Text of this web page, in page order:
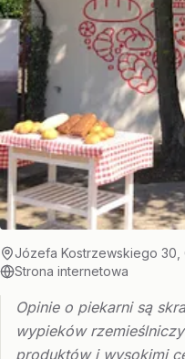
Józefa Kostrzewskiego 30,
Strona internetowa
Opinie o piekarni są
wypieków
produktów i wysokimi